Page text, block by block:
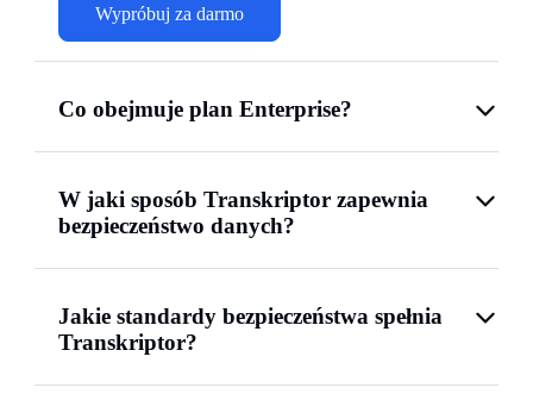
Wypróbuj za darmo
Co obejmuje plan Enterprise?
W jaki sposób Transkriptor zapewnia
bezpieczeństwo danych?
Jakie standardy bezpieczeństwa spełnia
Transkriptor?